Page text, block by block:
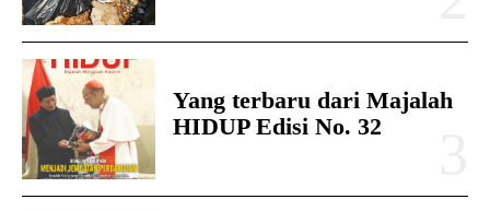
Yang terbaru dari Majalah
HIDUP Edisi No. 32